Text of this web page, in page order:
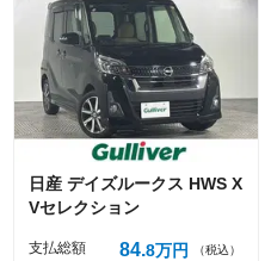
日産 デイズルークス HWS X
Vセレクション
支払総額 84 8万円 （税込）